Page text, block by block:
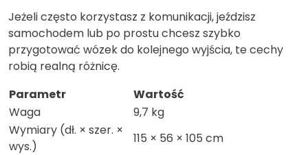
Jeżeli często korzystasz z komunikacji, jeździsz
samochodem lub po prostu chcesz szybko
przygotować wózek do kolejnego wyjścia, te cechy
robią realną różnicę.
Parametr
Wartość
Waga
9,7 kg
Wymiary (dł. × szer. ×
wys.)
115 × 56 × 105 cm